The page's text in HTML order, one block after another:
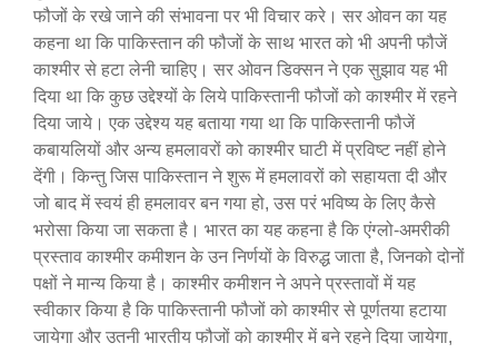
फौजों के रखे जाने की संभावना पर भी विचार करे। सर ओवन का यह
कहना था कि पाकिस्तान की फौजों के साथ भारत को भी अपनी फौजें
काश्मीर से हटा लेनी चाहिए। सर ओवन डिक्सन ने एक सुझाव यह भी
दिया था कि कुछ उद्देश्यों के लिये पाकिस्तानी फौजों को काश्मीर में रहने
दिया जाये। एक उद्देश्य यह बताया गया था कि पाकिस्तानी फौजें
कबायलियों और अन्य हमलावरों को काश्मीर घाटी में प्रविष्ट नहीं होने
देंगी। किन्तु जिस पाकिस्तान ने शुरू में हमलावरों को सहायता दी और
जो बाद में स्वयं ही हमलावर बन गया हो, उस परं भविष्य के लिए कैसे
भरोसा किया जा सकता है। भारत का यह कहना है कि एंग्लो-अमरीकी
प्रस्ताव काश्मीर कमीशन के उन निर्णयों के विरुद्ध जाता है, जिनको दोनों
पक्षों ने मान्य किया है। काश्मीर कमीशन ने अपने प्रस्तावों में यह
स्वीकार किया है कि पाकिस्तानी फौजों को काश्मीर से पूर्णतया हटाया
जायेगा और उतनी भारतीय फौजों को काश्मीर में बने रहने दिया जायेगा,